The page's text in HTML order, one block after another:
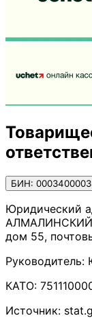
БИН:
Юридический
дом 55,
Руководитель:
КАТО:
Источник: